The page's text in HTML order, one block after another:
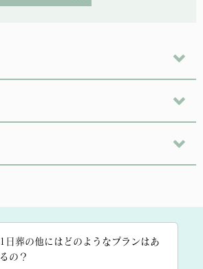
1日葬の他にはどのようなプランはあ
るの？